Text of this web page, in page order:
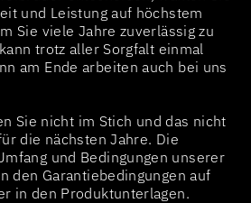
und Leistung auf höchstem
Sie viele Jahre zuverlässig zu
trotz aller Sorgfalt einmal
am Ende arbeiten auch bei uns
Sie nicht im Stich und das nicht
die nächsten Jahre. Die
und Bedingungen unserer
den Garantiebedingungen auf
in den Produktunterlagen.